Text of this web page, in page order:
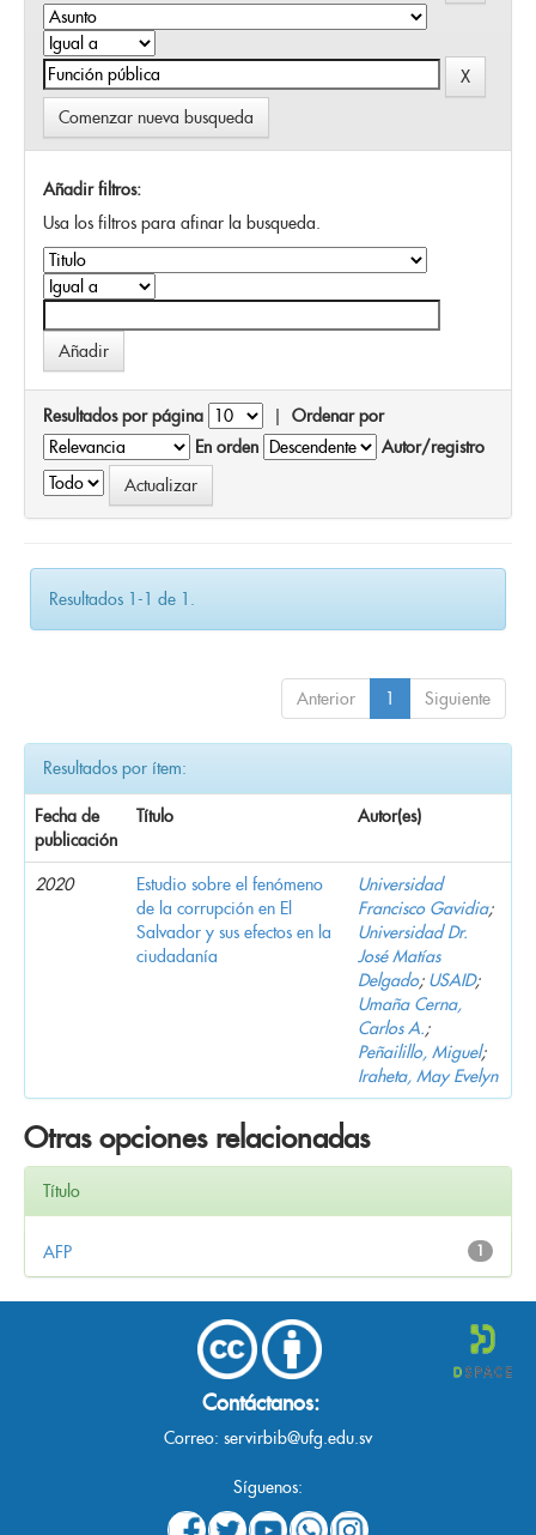
Comenzar nueva busqueda
Añadir filtros:
Usa los filtros para afinar la busqueda.
Resultados por página | Ordenar por
En orden
Autor/registro
Resultados 1-1 de 1.
Anterior 1 Siguiente
Resultados por ítem:
Fecha de
publicación
Título Autor(es)
2020
Estudio sobre el fenómeno
de la corrupción en El
Salvador y sus efectos en la
ciudadanía
Universidad
Francisco Gavidia;
Universidad Dr.
José Matías
Delgado; USAID;
Umaña Cerna,
Carlos A.;
Peñailillo, Miguel;
Iraheta, May Evelyn
Otras opciones relacionadas
Título
1
AFP
Contáctanos:
Correo: servirbib@ufg.edu.sv
Síguenos: